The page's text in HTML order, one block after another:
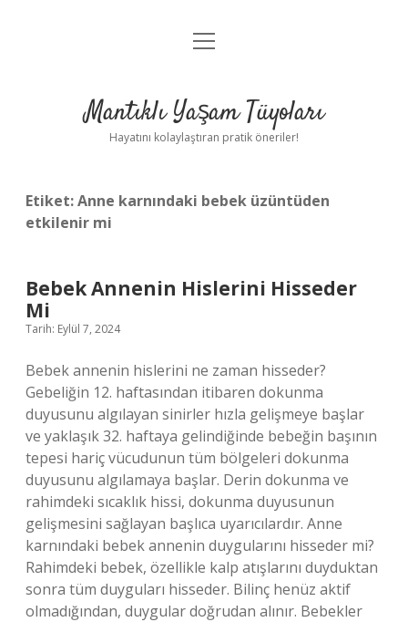
Anasayfa
Yasal Uyarı
menüyü
Mantıklı Yaşam Tüyoları
Hayatını kolaylaştıran pratik öneriler!
Etiket:Anne karnındaki bebek üzüntüden
etkilenir mi
Bebek Annenin Hislerini Hisseder
Mi
Tarih: Eylül 7, 2024
Bebek annenin hislerini ne zaman hisseder?
Gebeliğin 12. haftasından itibaren dokunma
duyusunu algılayan sinirler hızla gelişmeye başlar
ve yaklaşık 32. haftaya gelindiğinde bebeğin başının
tepesi hariç vücudunun tüm bölgeleri dokunma
duyusunu algılamaya başlar. Derin dokunma ve
rahimdeki sıcaklık hissi, dokunma duyusunun
gelişmesini sağlayan başlıca uyarıcılardır. Anne
karnındaki bebek annenin duygularını hisseder mi?
Rahimdeki bebek, özellikle kalp atışlarını duyduktan
sonra tüm duyguları hisseder. Bilinç henüz aktif
olmadığından, duygular doğrudan alınır. Bebekler